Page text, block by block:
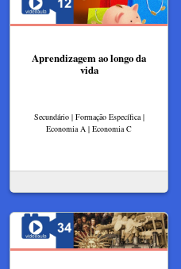
Aprendizagem ao longo da
vida
Secundário | Formação Específica |
Economia A | Economia C